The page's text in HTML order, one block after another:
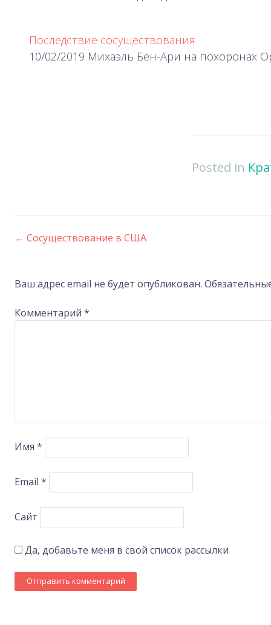
Последствие сосуществования
10/02/2019 Михаэль Бен-Ари на похоронах
Posted in
Post
navigation
← Сосуществование в США
Ваш адрес email не будет опубликован.
Комментарий *
Имя *
Email *
Сайт
Да, добавьте меня в свой список рассылки